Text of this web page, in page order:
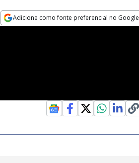
Adicione como fonte preferencial no Google